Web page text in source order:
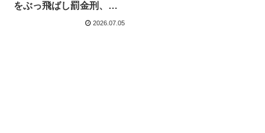
をぶっ飛ばし罰金刑、警
書の身代わり出頭を画策
2026.07.05